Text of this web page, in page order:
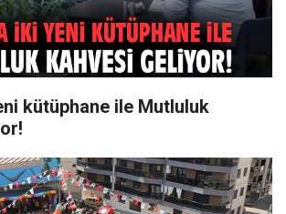
kütüphane ile Mutluluk